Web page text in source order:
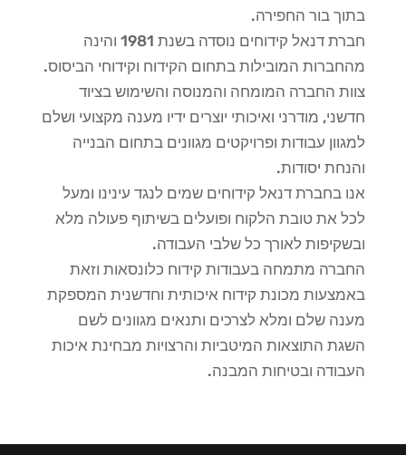
בתוך בור החפירה.
חברת דנאל קידוחים נוסדה בשנת 1981 והינה
מהחברות המובילות בתחום הקידוח וקידוחי הביסוס.
צוות החברה המומחה והמנוסה והשימוש בציוד
חדשני, מודרני ואיכותי יוצרים ידיו מענה מקצועי ושלם
למגוון עבודות ופרויקטים מגוונים בתחום הבנייה
והנחת יסודות.
אנו בחברת דנאל קידוחים שמים לנגד עינינו ומעל
לכל את טובת הלקוח ופועלים בשיתוף פעולה מלא
ובשקיפות לאורך כל שלבי העבודה.
החברה מתמחה בעבודות קידוח כלונסאות וזאת
באמצעות מכונת קידוח איכותית וחדשנית המספקת
מענה שלם ומלא לצרכים ותנאים מגוונים לשם
השגת התוצאות המיטביות והרצויות מבחינת איכות
העבודה ובטיחות המבנה.